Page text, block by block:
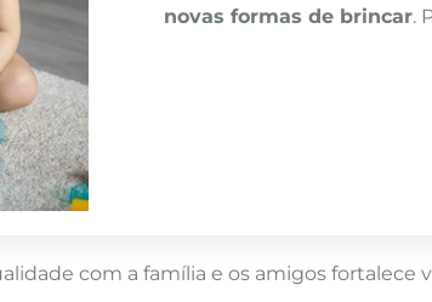
novas formas de brincar.
com a família e os amigos